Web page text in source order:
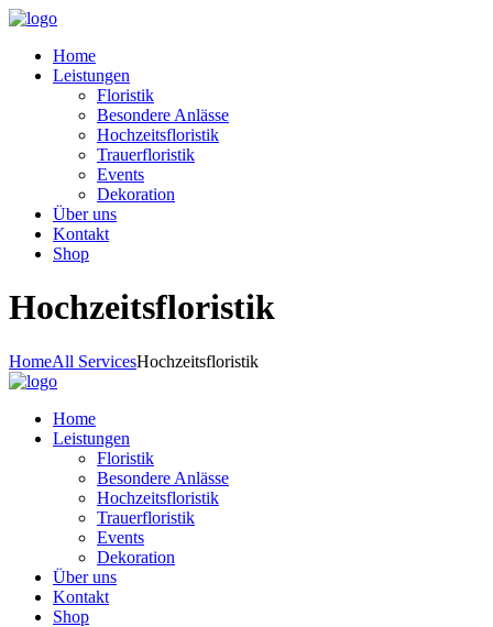
Home
Leistungen
Floristik
Besondere Anlässe
Hochzeitsfloristik
Trauerfloristik
Events
Dekoration
Über uns
Kontakt
Shop
Hochzeitsfloristik
HomeAll ServicesHochzeitsfloristik
Home
Leistungen
Floristik
Besondere Anlässe
Hochzeitsfloristik
Trauerfloristik
Events
Dekoration
Über uns
Kontakt
Shop